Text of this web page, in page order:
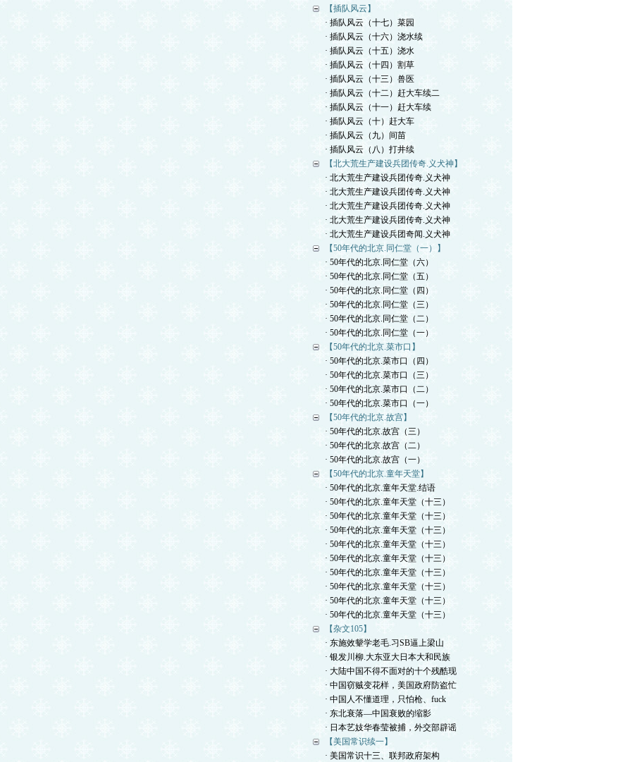
【插队风云】
· 插队风云（十七）菜园
· 插队风云（十六）浇水续
· 插队风云（十五）浇水
· 插队风云（十四）割草
· 插队风云（十三）兽医
· 插队风云（十二）赶大车续二
· 插队风云（十一）赶大车续
· 插队风云（十）赶大车
· 插队风云（九）间苗
· 插队风云（八）打井续
【北大荒生产建设兵团传奇.义犬神】
· 北大荒生产建设兵团传奇.义犬神
· 北大荒生产建设兵团传奇.义犬神
· 北大荒生产建设兵团传奇.义犬神
· 北大荒生产建设兵团传奇.义犬神
· 北大荒生产建设兵团奇闻.义犬神
【50年代的北京.同仁堂（一）】
· 50年代的北京.同仁堂（六）
· 50年代的北京.同仁堂（五）
· 50年代的北京.同仁堂（四）
· 50年代的北京.同仁堂（三）
· 50年代的北京.同仁堂（二）
· 50年代的北京.同仁堂（一）
【50年代的北京.菜市口】
· 50年代的北京.菜市口（四）
· 50年代的北京.菜市口（三）
· 50年代的北京.菜市口（二）
· 50年代的北京.菜市口（一）
【50年代的北京.故宫】
· 50年代的北京.故宫（三）
· 50年代的北京.故宫（二）
· 50年代的北京.故宫（一）
【50年代的北京.童年天堂】
· 50年代的北京.童年天堂.结语
· 50年代的北京.童年天堂（十三）
· 50年代的北京.童年天堂（十三）
· 50年代的北京.童年天堂（十三）
· 50年代的北京.童年天堂（十三）
· 50年代的北京.童年天堂（十三）
· 50年代的北京.童年天堂（十三）
· 50年代的北京.童年天堂（十三）
· 50年代的北京.童年天堂（十三）
· 50年代的北京.童年天堂（十三）
【杂文105】
· 东施效颦学老毛.习SB逼上梁山
· 银发川柳.大东亚大日本大和民族
· 大陆中国不得不面对的十个残酷现
· 中国窃贼变花样，美国政府防盗忙
· 中国人不懂道理，只怕枪、fuck
· 东北衰落—中国衰败的缩影
· 日本艺妓华春莹被捕，外交部辟谣
【美国常识续一】
· 美国常识十三、联邦政府架构